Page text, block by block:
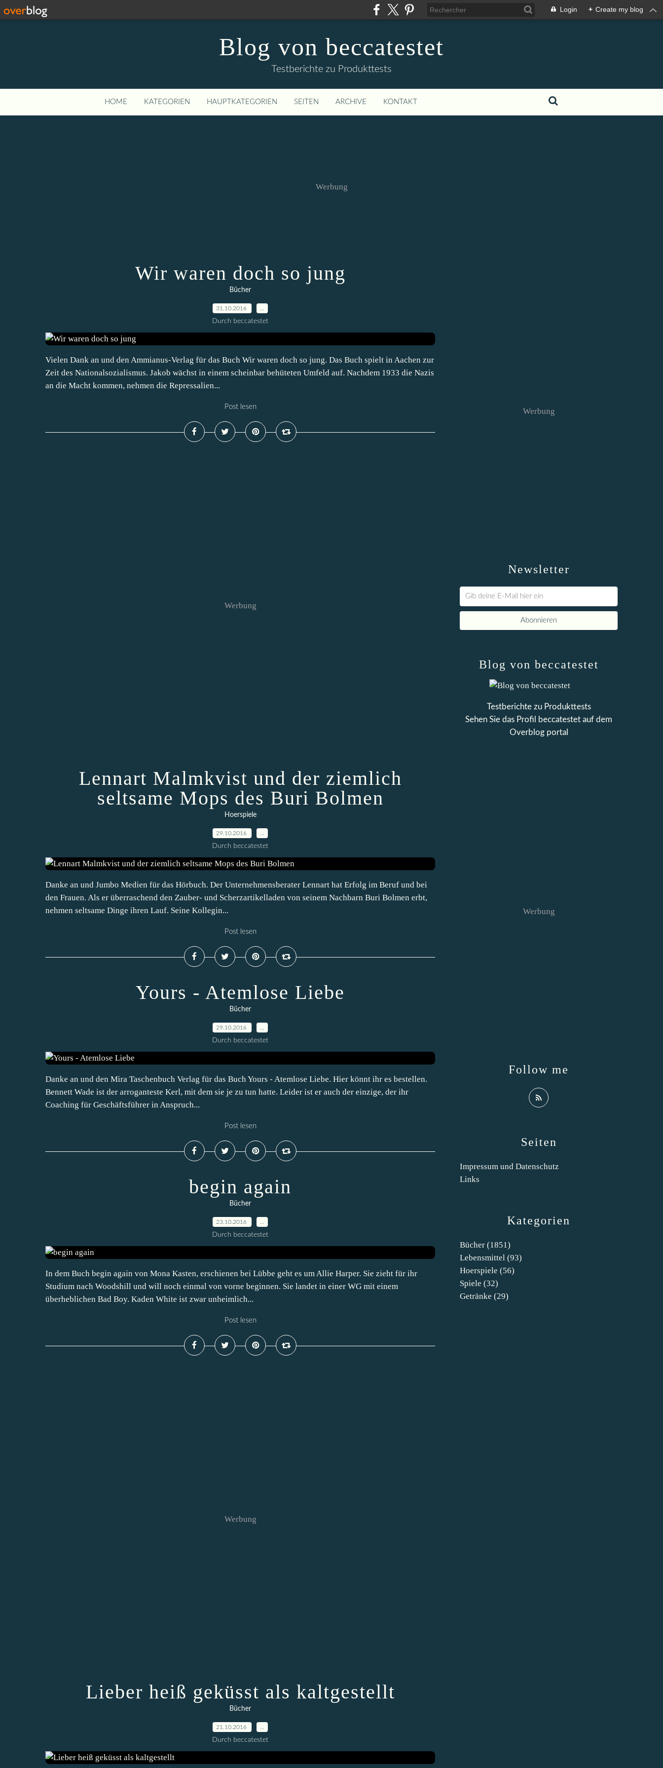
Login + Create my blog
Blog von beccatestet
Testberichte zu Produkttests
HOME KATEGORIEN HAUPTKATEGORIEN SEITEN ARCHIVE KONTAKT
Werbung
Wir waren doch so jung
Bücher
31.10.2016
Durch beccatestet
Vielen Dank an und den Ammianus-Verlag für das Buch Wir waren doch so jung. Das Buch spielt in Aachen zur
Zeit des Nationalsozialismus. Jakob wächst in einem scheinbar behüteten Umfeld auf. Nachdem 1933 die Nazis
an die Macht kommen, nehmen die Repressalien...
Post lesen
Werbung
Lennart Malmkvist und der ziemlich
seltsame Mops des Buri Bolmen
Hoerspiele
29.10.2016
Durch beccatestet
Danke an und Jumbo Medien für das Hörbuch. Der Unternehmensberater Lennart hat Erfolg im Beruf und bei
den Frauen. Als er überraschend den Zauber- und Scherzartikelladen von seinem Nachbarn Buri Bolmen erbt,
nehmen seltsame Dinge ihren Lauf. Seine Kollegin...
Post lesen
Yours - Atemlose Liebe
Bücher
29.10.2016
Durch beccatestet
Danke an und den Mira Taschenbuch Verlag für das Buch Yours - Atemlose Liebe. Hier könnt ihr es bestellen.
Bennett Wade ist der arroganteste Kerl, mit dem sie je zu tun hatte. Leider ist er auch der einzige, der ihr
Coaching für Geschäftsführer in Anspruch...
Post lesen
begin again
Bücher
23.10.2016
Durch beccatestet
In dem Buch begin again von Mona Kasten, erschienen bei Lübbe geht es um Allie Harper. Sie zieht für ihr
Studium nach Woodshill und will noch einmal von vorne beginnen. Sie landet in einer WG mit einem
überheblichen Bad Boy. Kaden White ist zwar unheimlich...
Post lesen
Werbung
Lieber heiß geküsst als kaltgestellt
Bücher
21.10.2016
Durch beccatestet
Newsletter
Werbung
Kategorien
Bücher (1851)
Lebensmittel (93)
Hoerspiele (56)
Spiele (32)
Getränke (29)
Seiten
Impressum und Datenschutz
Links
Blog von beccatestet
Testberichte zu Produkttests
Sehen Sie das Profil
beccatestet auf dem
Overblog portal
Follow me
Werbung